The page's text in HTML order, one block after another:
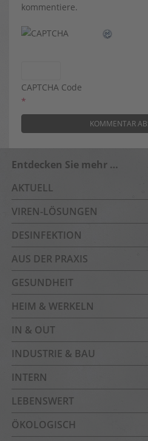
kommentiere.
CAPTCHA Code
*
Entdecken Sie mehr …
AKTUELL
VIREN-LÖSUNGEN
DESINFEKTION
AUS DER PRAXIS
GESUNDHEIT
HEIM & WERKELN
IN & OUT
INDUSTRIE & BAU
INTERN
LEBENSWERT
ÖKOLOGISCH